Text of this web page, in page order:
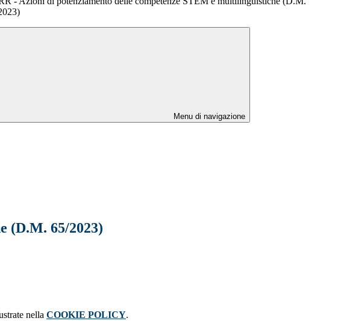
Menu di navigazione
(D.M. 65/2023)
nella COOKIE POLICY.